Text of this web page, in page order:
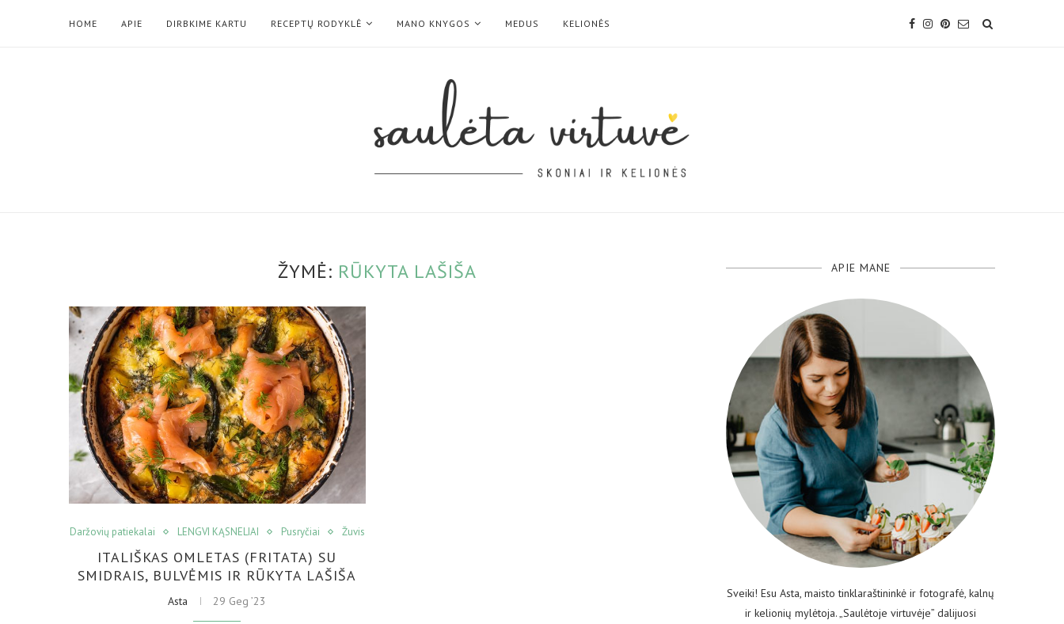
HOME APIE DIRBKIME KARTU RECEPTŲ RODYKLĖ MANO KNYGOS MEDUS KELIONĖS
ŽYMĖ: RŪKYTA LAŠIŠA
Daržovių patiekalai LENGVI KĄSNELIAI Pusryčiai Žuvis
ITALIŠKAS OMLETAS (FRITATA) SU
SMIDRAIS, BULVĖMIS IR RŪKYTA LAŠIŠA
Asta 29 Geg ’23
APIE MANE
Sveiki! Esu Asta, maisto tinklaraštininkė ir fotografė, kalnų
ir kelionių mylėtoja. „Saulėtoje virtuvėje” dalijuosi